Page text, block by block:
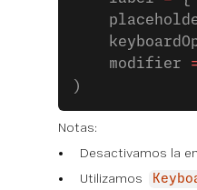
    modifier
)
Notas:
Desactivamos la
Utilizamos